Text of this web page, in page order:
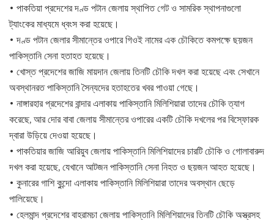
• পাকতিয়া প্রদেশের দণ্ড পটান জেলায় স্থাপিত গেট ও সামরিক স্থাপনাগুলো
ট্যাংকের মাধ্যমে ধ্বংস করা হয়েছে।
• দণ্ড পটান জেলার সীমান্তের ওপারে গিওই নামের এক চৌকিতে কমপক্ষে ছয়জন
পাকিস্তানি সেনা হতাহত হয়েছে।
• খোস্ত প্রদেশের জাজি মায়দান জেলায় তিনটি চৌকি দখল করা হয়েছে এবং সেখানে
অবস্থানরত পাকিস্তানি সৈন্যদের হতাহতের খবর পাওয়া গেছে।
• নাঙ্গারহার প্রদেশের বান্দার এলাকায় পাকিস্তানি মিলিশিয়ারা তাদের চৌকি ত্যাগ
করেছে, আর দোর বাবা জেলায় সীমান্তের ওপারের একটি চৌকি দখলের পর বিস্ফোরক
দ্বারা উড়িয়ে দেওয়া হয়েছে।
• পাকতিয়ার জাজি আরিয়ুব জেলায় পাকিস্তানি মিলিশিয়াদের চারটি চৌকি ও গোলাবারুদ
দখল করা হয়েছে, যেখানে আটজন পাকিস্তানি সেনা নিহত ও ছয়জন আহত হয়েছে।
• কুনারের গাশি কুন্দো এলাকায় পাকিস্তানি মিলিশিয়ারা তাদের অবস্থান ছেড়ে
পালিয়েছে।
• হেলমান্দ প্রদেশের বাহরামচা জেলায় পাকিস্তানি মিলিশিয়াদের তিনটি চৌকি অস্ত্রসহ